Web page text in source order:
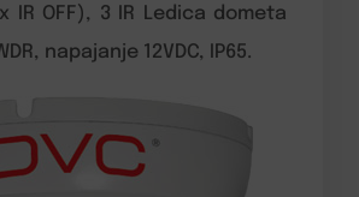
IR OFF), 3 IR Ledica dometa
napajanje 12VDC, IP65.